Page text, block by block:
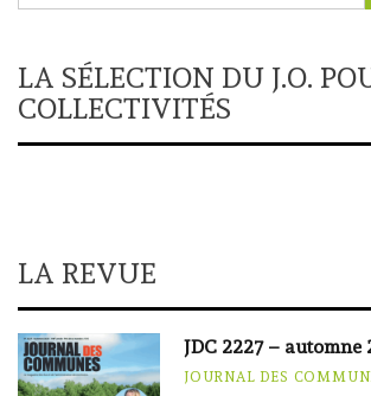
LA SÉLECTION DU J.O.
COLLECTIVITÉS
LA REVUE
JDC 2227 – automne
JOURNAL DES